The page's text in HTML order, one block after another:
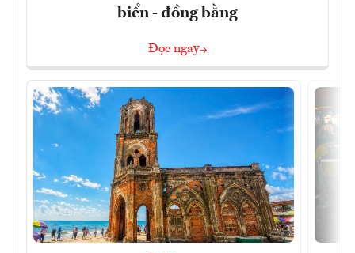
biển - đồng bằng
Đọc ngay